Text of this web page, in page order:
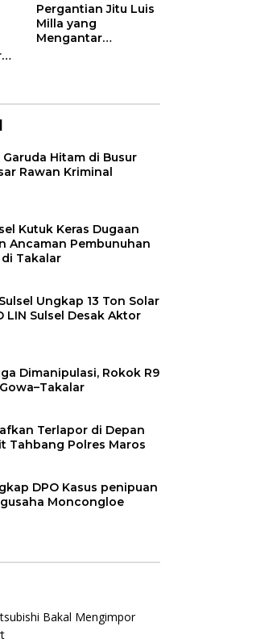
Pergantian Jitu Luis
Milla yang
Mengantar
Garuda Hitam di Busur
Rawan Kriminal
Kutuk Keras Dugaan
Ancaman Pembunuhan
Takalar
Ungkap 13 Ton Solar
LIN Sulsel Desak Aktor
Dimanipulasi, Rokok R9
Terlapor di Depan
Tahbang Polres Maros
DPO Kasus penipuan
Moncongloe